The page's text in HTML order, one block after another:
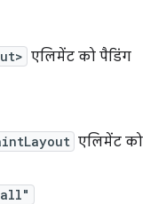
एलिमेंट को पैडिंग
एलिमेंट को